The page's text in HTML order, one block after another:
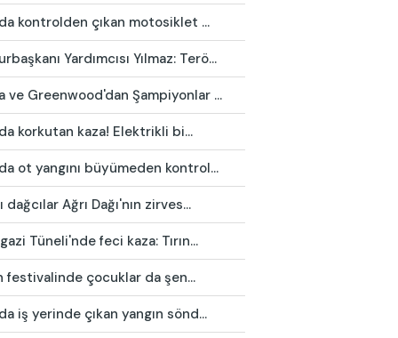
kontrolden çıkan motosiklet ...
Yardımcısı Yılmaz: Terö...
ve Greenwood'dan Şampiyonlar ...
korkutan kaza! Elektrikli bi...
ot yangını büyümeden kontrol...
dağcılar Ağrı Dağı'nın zirves...
Tüneli'nde feci kaza: Tırın...
festivalinde çocuklar da şen...
iş yerinde çıkan yangın sönd...